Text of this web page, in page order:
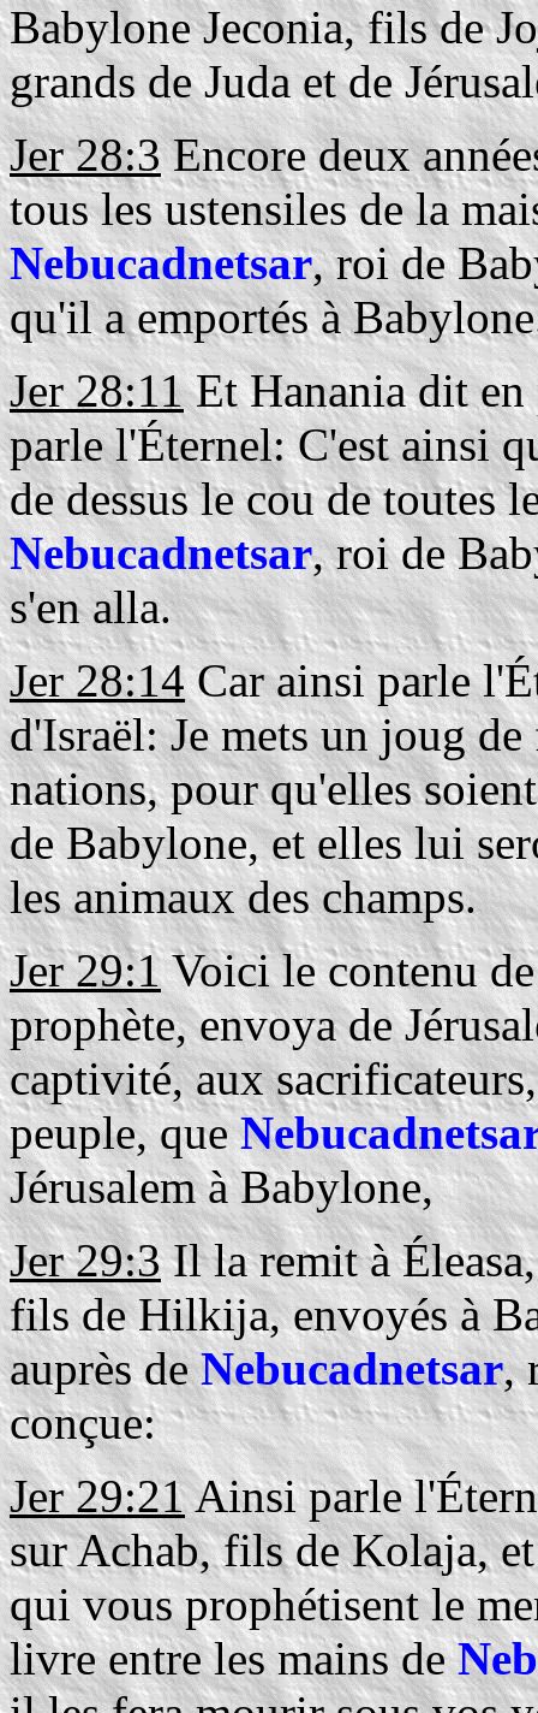
Babylone Jeconia, fils de
grands de Juda et de
Jer 28:3Encore deux
tous les ustensiles de la
Nebucadnetsar, roi de
qu'il a emportés à
Jer 28:11Et Hanania dit en
parle l'Éternel: C'est ainsi
de dessus le cou de toutes
Nebucadnetsar, roi de
s'en alla.
Jer 28:14Car ainsi parle
d'Israël: Je mets un joug
nations, pour qu'elles
de Babylone, et elles lui
les animaux des champs.
Jer 29:1Voici le contenu
prophète, envoya de
captivité, aux
peuple, que
Jérusalem à Babylone,
Jer 29:3Il la remit à
fils de Hilkija, envoyés à
auprès deNebucadnetsar,
conçue:
Jer 29:21Ainsi parle
sur Achab, fils de Kolaja,
qui vous prophétisent le
livre entre les mains de